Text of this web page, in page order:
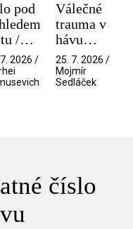
pod
/
2026 /
Válečné
trauma v
hávu
spektáklu
/ Odyssea
25. 7. 2026 /
Mojmír
Sedláček
číslo